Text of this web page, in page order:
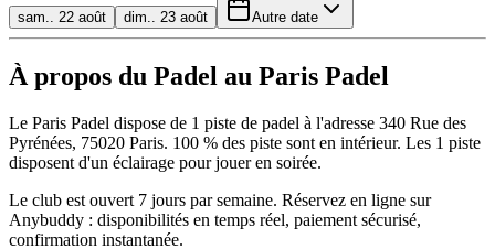
sam.. 22 août dim.. 23 août Autre date
À propos du Padel au Paris Padel
Le Paris Padel dispose de 1 piste de padel à l'adresse 340 Rue des
Pyrénées, 75020 Paris. 100 % des piste sont en intérieur. Les 1 piste
disposent d'un éclairage pour jouer en soirée.
Le club est ouvert 7 jours par semaine. Réservez en ligne sur
Anybuddy : disponibilités en temps réel, paiement sécurisé,
confirmation instantanée.